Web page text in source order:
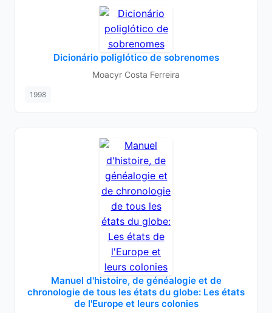
Dicionário poliglótico de sobrenomes
Moacyr Costa Ferreira
1998
Manuel d'histoire, de généalogie et de
chronologie de tous les états du globe: Les états
de l'Europe et leurs colonies